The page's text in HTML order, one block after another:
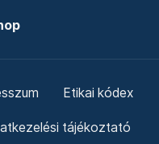
Etikai kódex
tájékoztató